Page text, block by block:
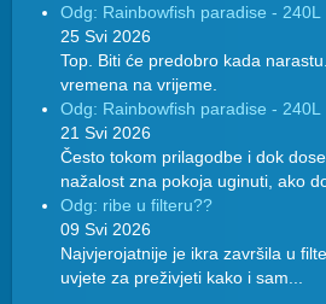
Odg: Rainbowfish paradise - 240L
25 Svi 2026
Top. Biti će predobro kada
vremena na vrijeme.
Odg: Rainbowfish paradise - 240L
21 Svi 2026
Često tokom prilagodbe i dok
nažalost zna pokoja uginuti, ako
Odg: ribe u filteru??
09 Svi 2026
Najvjerojatnije je ikra završila u
uvjete za preživjeti kako i sam...